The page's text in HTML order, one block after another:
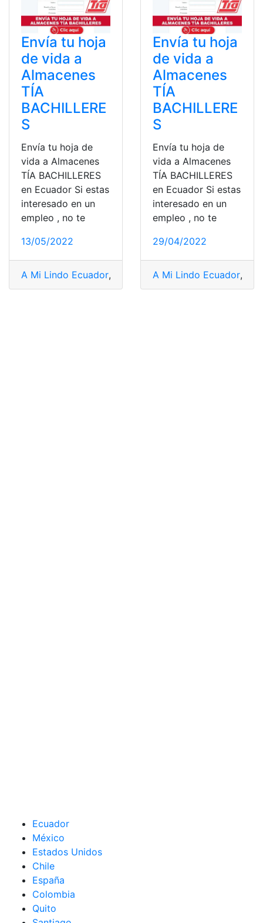
Envía tu hoja
de vida a
Almacenes
TÍA
BACHILLERE
S
Envía tu hoja de
vida a Almacenes
TÍA BACHILLERES
en Ecuador Si estas
interesado en un
empleo , no te
13/05/2022
A Mi Lindo Ecuador, adopción ecuador,Armada del
Envía tu hoja
de vida a
Almacenes
TÍA
BACHILLERE
S
Envía tu hoja de
vida a Almacenes
TÍA BACHILLERES
en Ecuador Si estas
interesado en un
empleo , no te
29/04/2022
A Mi Lindo Ecuador,
Ecuador
México
Estados Unidos
Chile
España
Colombia
Quito